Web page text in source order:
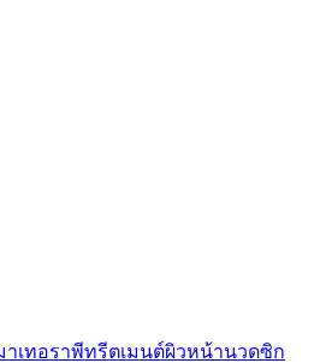
าเทอราพีทรีตเมนต์ผิวหน้านวดซิก